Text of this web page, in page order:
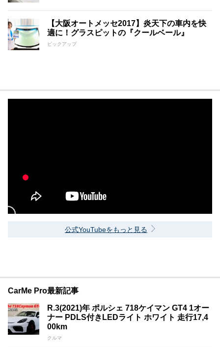
【大阪オートメッセ2017】炎天下の車内を快
適に！グラスピットの『クールベール』
ピックアップ
公式YouTubeをもっと見る
CarMe Pro最新記事
R.3(2021)年 ポルシェ 718ケイマン GT4 1オー
ナー PDLS付きLEDライト ホワイト 走行17,4
00km
クルマ